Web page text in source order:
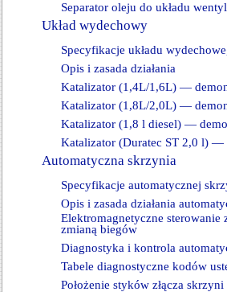
Separator oleju do układu
Układ wydechowy
Specyfikacje układu
Opis i zasada działania
Katalizator (1,4L/1,6L) —
Katalizator (1,8L/2,0L) —
Katalizator (1,8 l diesel) —
Katalizator (Duratec ST 2,0 l) —
Automatyczna skrzynia
Specyfikacje automatycznej
Opis i zasada działania
Elektromagnetyczne sterowanie
zmianą biegów
Diagnostyka i kontrola
Tabele diagnostyczne kodów
Położenie styków złącza